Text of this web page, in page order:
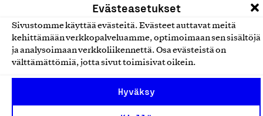
Evästeasetukset
Sivustomme käyttää evästeitä. Evästeet auttavat meitä
kehittämään verkkopalveluamme, optimoimaan sen sisältöjä
ja analysoimaan verkkoliikennettä. Osa evästeistä on
välttämättömiä, jotta sivut toimisivat oikein.
Hyväksy
laskutus@suomalainentyo.fi